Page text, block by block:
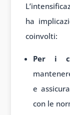
ha
coinvolti:
Per i
e
con le